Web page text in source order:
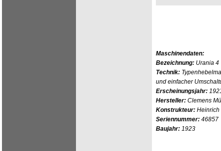
Maschinendaten:
Bezeichnung: Urania 4
Technik:
und einfacher
Erscheinungsjahr:
Hersteller: Clemens
Konstrukteur: Heinrich
Seriennummer: 46857
Baujahr: 1923